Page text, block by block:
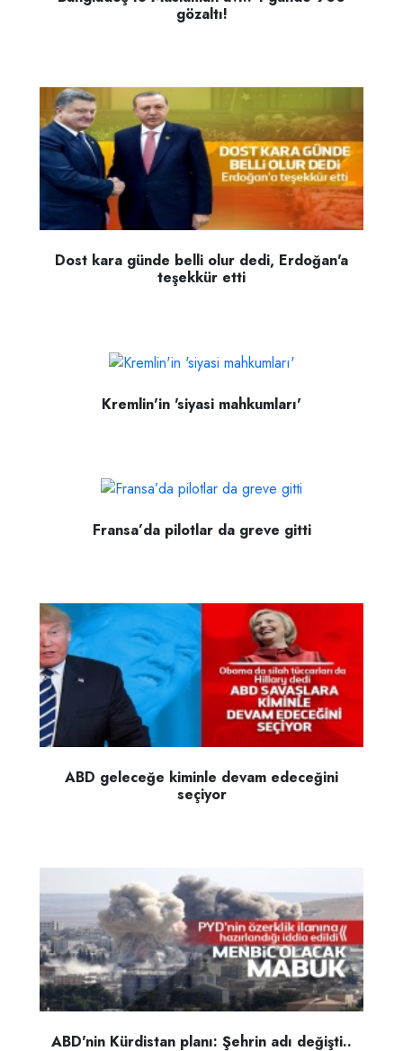
gözaltı!
Dost kara günde belli olur dedi, Erdoğan'a
teşekkür etti
Kremlin'in 'siyasi mahkumları'
Fransa’da pilotlar da greve gitti
ABD geleceğe kiminle devam edeceğini
seçiyor
ABD'nin Kürdistan planı: Şehrin adı değişti..